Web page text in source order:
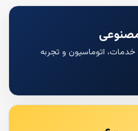
اتوماسیون و تجربه